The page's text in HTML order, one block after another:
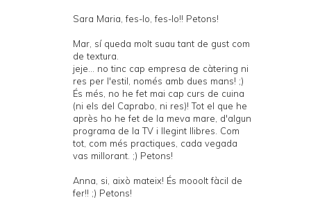
Sara Maria, fes-lo, fes-lo!! Petons!
Mar, sí queda molt suau tant de gust com
de textura.
jeje... no tinc cap empresa de càtering ni
res per l'estil, només amb dues mans! ;)
És més, no he fet mai cap curs de cuina
(ni els del Caprabo, ni res)! Tot el que he
après ho he fet de la meva mare, d'algun
programa de la TV i llegint llibres. Com
tot, com més practiques, cada vegada
vas millorant. ;) Petons!
Anna, si, això mateix! És mooolt fàcil de
fer!! ;) Petons!